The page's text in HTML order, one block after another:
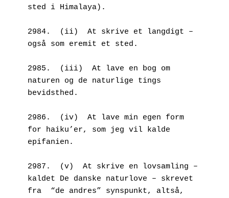
sted i Himalaya).
2984.  (ii)  At skrive et langdigt –
også som eremit et sted.
2985.  (iii)  At lave en bog om
naturen og de naturlige tings
bevidsthed.
2986.  (iv)  At lave min egen form
for haiku’er, som jeg vil kalde
epifanien.
2987.  (v)  At skrive en lovsamling –
kaldet De danske naturlove – skrevet
fra  “de andres” synspunkt, altså,